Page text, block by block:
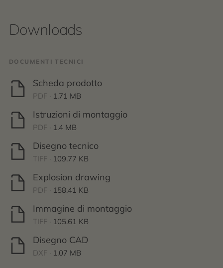
Downloads
DOCUMENTI TECNICI
Scheda prodotto
PDF · 1.71 MB
Istruzioni di montaggio
PDF · 1.4 MB
Disegno tecnico
TIFF · 109.77 KB
Explosion drawing
PDF · 158.41 KB
Immagine di montaggio
TIFF · 105.61 KB
Disegno CAD
DXF · 1.07 MB